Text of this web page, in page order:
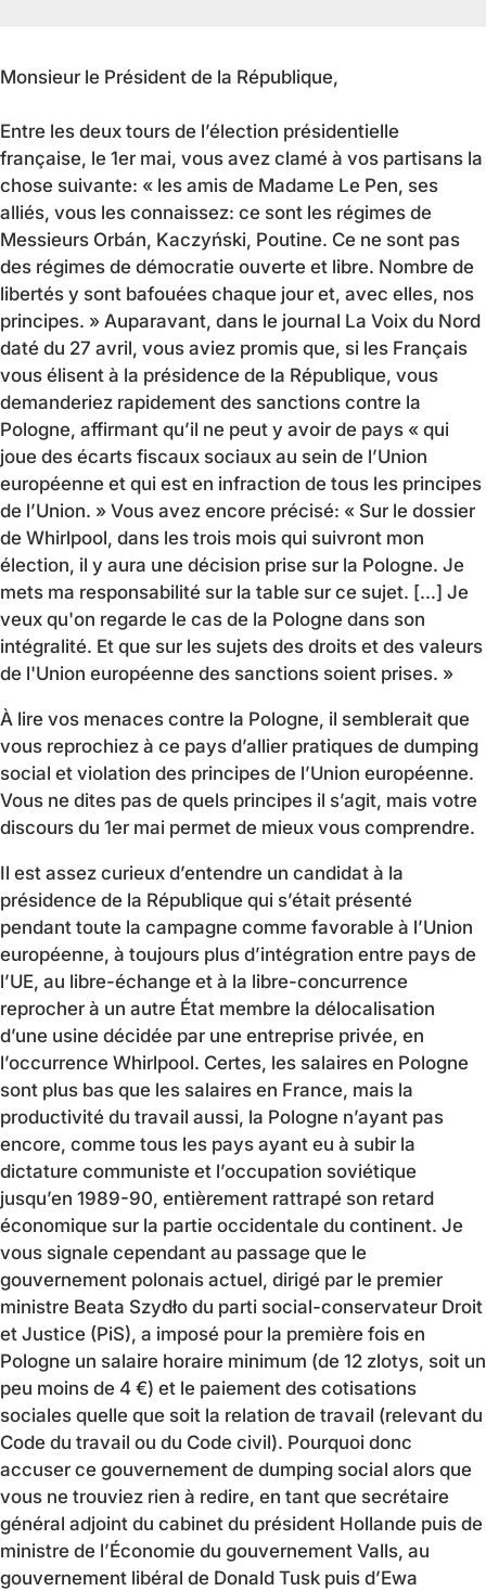
Monsieur le Président de la République,
Entre les deux tours de l’élection présidentielle
française, le 1er mai, vous avez clamé à vos partisans la
chose suivante: « les amis de Madame Le Pen, ses
alliés, vous les connaissez: ce sont les régimes de
Messieurs Orbán, Kaczyński, Poutine. Ce ne sont pas
des régimes de démocratie ouverte et libre. Nombre de
libertés y sont bafouées chaque jour et, avec elles, nos
principes. » Auparavant, dans le journal La Voix du Nord
daté du 27 avril, vous aviez promis que, si les Français
vous élisent à la présidence de la République, vous
demanderiez rapidement des sanctions contre la
Pologne, affirmant qu’il ne peut y avoir de pays « qui
joue des écarts fiscaux sociaux au sein de l’Union
européenne et qui est en infraction de tous les principes
de l’Union. » Vous avez encore précisé: « Sur le dossier
de Whirlpool, dans les trois mois qui suivront mon
élection, il y aura une décision prise sur la Pologne. Je
mets ma responsabilité sur la table sur ce sujet. […] Je
veux qu'on regarde le cas de la Pologne dans son
intégralité. Et que sur les sujets des droits et des valeurs
de l'Union européenne des sanctions soient prises. »
À lire vos menaces contre la Pologne, il semblerait que
vous reprochiez à ce pays d’allier pratiques de dumping
social et violation des principes de l’Union européenne.
Vous ne dites pas de quels principes il s’agit, mais votre
discours du 1er mai permet de mieux vous comprendre.
Il est assez curieux d’entendre un candidat à la
présidence de la République qui s’était présenté
pendant toute la campagne comme favorable à l’Union
européenne, à toujours plus d’intégration entre pays de
l’UE, au libre-échange et à la libre-concurrence
reprocher à un autre État membre la délocalisation
d’une usine décidée par une entreprise privée, en
l’occurrence Whirlpool. Certes, les salaires en Pologne
sont plus bas que les salaires en France, mais la
productivité du travail aussi, la Pologne n’ayant pas
encore, comme tous les pays ayant eu à subir la
dictature communiste et l’occupation soviétique
jusqu’en 1989-90, entièrement rattrapé son retard
économique sur la partie occidentale du continent. Je
vous signale cependant au passage que le
gouvernement polonais actuel, dirigé par le premier
ministre Beata Szydło du parti social-conservateur Droit
et Justice (PiS), a imposé pour la première fois en
Pologne un salaire horaire minimum (de 12 zlotys, soit un
peu moins de 4 €) et le paiement des cotisations
sociales quelle que soit la relation de travail (relevant du
Code du travail ou du Code civil). Pourquoi donc
accuser ce gouvernement de dumping social alors que
vous ne trouviez rien à redire, en tant que secrétaire
général adjoint du cabinet du président Hollande puis de
ministre de l’Économie du gouvernement Valls, au
gouvernement libéral de Donald Tusk puis d’Ewa